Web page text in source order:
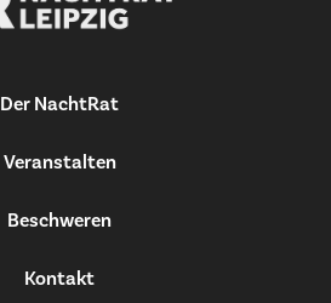
Der NachtRat
Veranstalten
Beschweren
Kontakt